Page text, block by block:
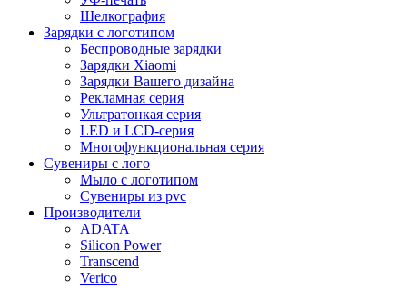
Шелкография
Зарядки с логотипом
Беспроводные зарядки
Зарядки Xiaomi
Зарядки Вашего дизайна
Рекламная серия
Ультратонкая серия
LED и LCD-серия
Многофункциональная серия
Сувениры с лого
Мыло с логотипом
Сувениры из pvc
Производители
ADATA
Silicon Power
Transcend
Verico